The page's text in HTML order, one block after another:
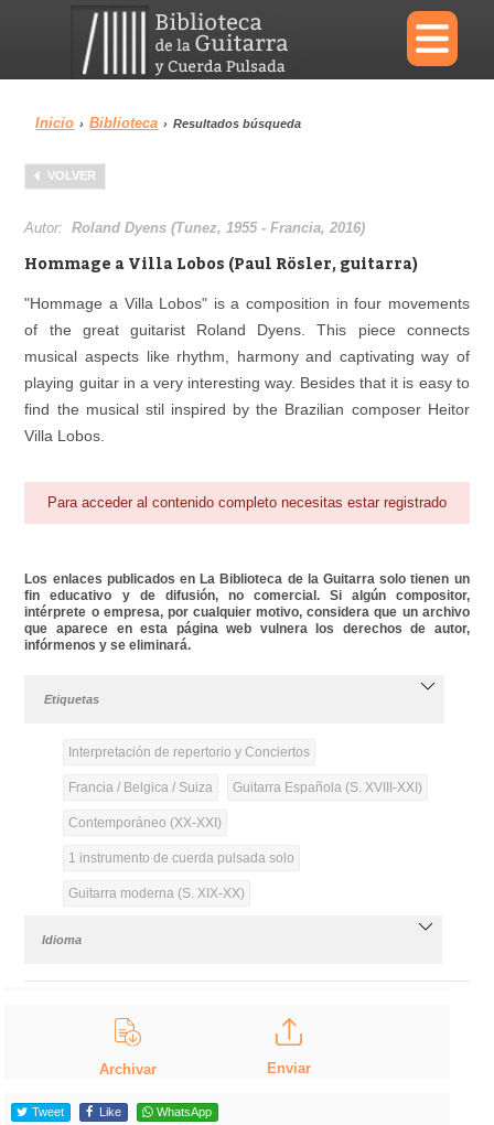
×
Menu
Biblioteca Diccionario
Área personal Reproductor
Inicio › Biblioteca › Resultados búsqueda
VOLVER
Autor:Roland Dyens (Tunez, 1955 - Francia, 2016)
Hommage a Villa Lobos (Paul Rösler, guitarra)
"Hommage a Villa Lobos" is a composition in four movements
of the great guitarist Roland Dyens. This piece connects
musical aspects like rhythm, harmony and captivating way of
playing guitar in a very interesting way. Besides that it is easy to
find the musical stil inspired by the Brazilian composer Heitor
Villa Lobos.
Para acceder al contenido completo necesitas estar registrado
Los enlaces publicados en La Biblioteca de la Guitarra solo tienen un
fin educativo y de difusión, no comercial. Si algún compositor,
intérprete o empresa, por cualquier motivo, considera que un archivo
que aparece en esta página web vulnera los derechos de autor,
infórmenos y se eliminará.
Etiquetas
Interpretación de repertorio y Conciertos
Francia / Belgica / Suiza Guitarra Española (S. XVIII-XXI)
Contemporáneo (XX-XXI)
1 instrumento de cuerda pulsada solo
Guitarra moderna (S. XIX-XX)
Idioma
Archivar Enviar
Tweet Like WhatsApp